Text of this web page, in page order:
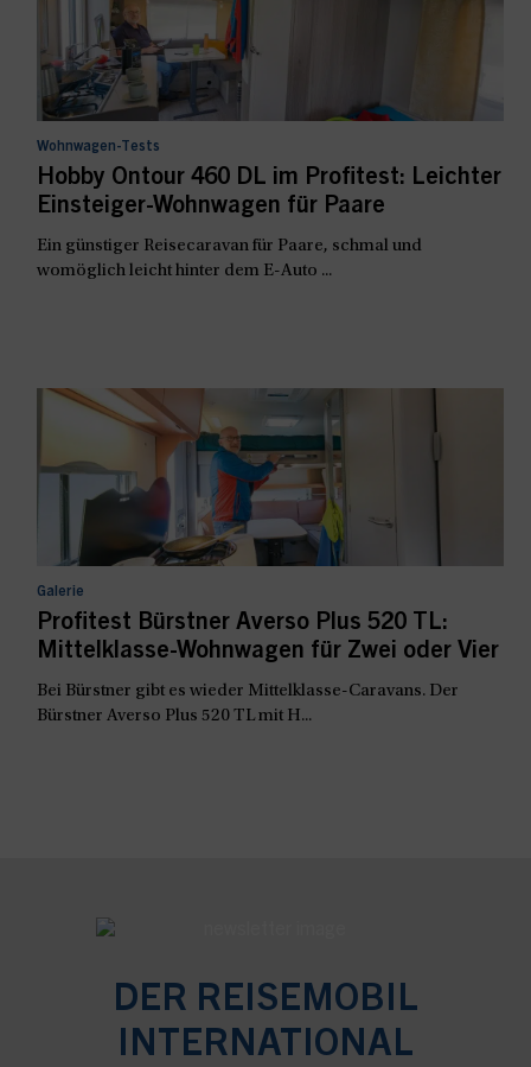
Wohnwagen-Tests
Hobby Ontour 460 DL im Profitest: Leichter
Einsteiger-Wohnwagen für Paare
Ein günstiger Reisecaravan für Paare, schmal und
womöglich leicht hinter dem E-Auto ...
Galerie
Profitest Bürstner Averso Plus 520 TL:
Mittelklasse-Wohnwagen für Zwei oder Vier
Bei Bürstner gibt es wieder Mittelklasse-Caravans. Der
Bürstner Averso Plus 520 TL mit H...
DER REISEMOBIL
INTERNATIONAL